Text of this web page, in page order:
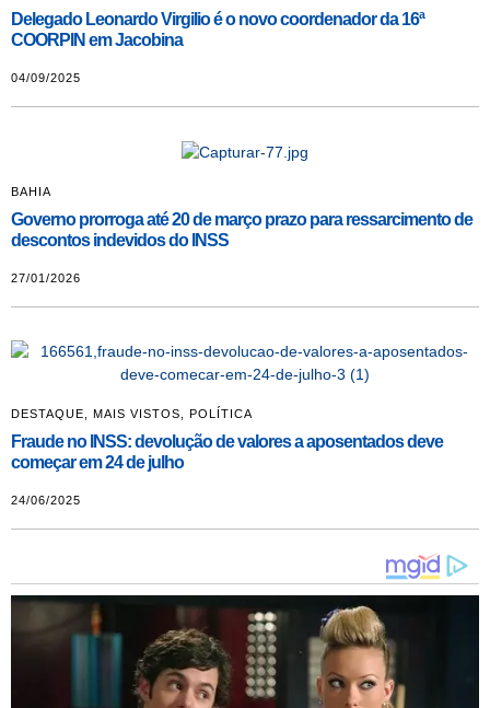
Delegado Leonardo Virgilio é o novo coordenador da 16ª
COORPIN em Jacobina
04/09/2025
BAHIA
Governo prorroga até 20 de março prazo para ressarcimento de
descontos indevidos do INSS
27/01/2026
DESTAQUE MAIS VISTOS POLÍTICA
Fraude no INSS: devolução de valores a aposentados deve
começar em 24 de julho
24/06/2025